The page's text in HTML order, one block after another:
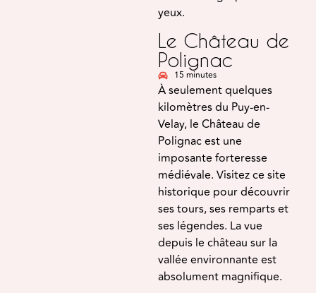
yeux.
Le Château de
Polignac
15 minutes
À seulement quelques
kilomètres du Puy-en-
Velay, le Château de
Polignac est une
imposante forteresse
médiévale. Visitez ce site
historique pour découvrir
ses tours, ses remparts et
ses légendes. La vue
depuis le château sur la
vallée environnante est
absolument magnifique.